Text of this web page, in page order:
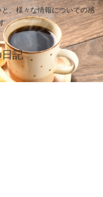
、様々な情報についての感
記